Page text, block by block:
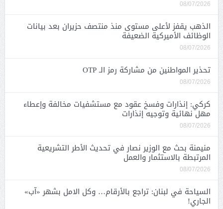
08/07/2026
الذهب يقفز لأعلى مستوى منذ منتصف حزيران بعد بيانات
الوظائف الأميركية الضعيفة
08/07/2026
تحذير المواطنين من مشاركة رمز الـ OTP
08/07/2026
كركي: إنذارات وفسخ عقود مع مستشفيات مخالفة وإعطاء
مهل نهائية وتوجيه إنذارات
08/07/2026
منيمنة بحث مع الوزير نصار في تحديث الأطر التشريعية
المرتبطة بالاستثمار والعمل
08/07/2026
السياحة في لبنان: تراجع بالأرقام… وكل الامل بشهر «آب»
الجاري!